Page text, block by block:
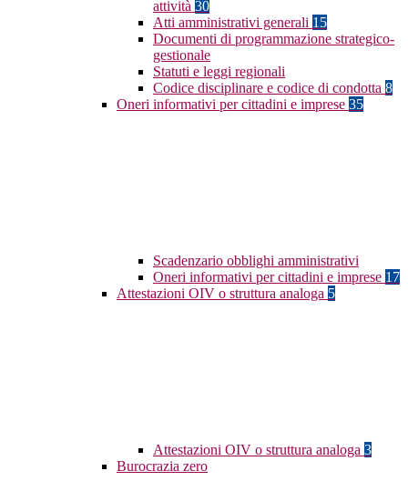
attività 30
Atti amministrativi generali 15
Documenti di programmazione strategico-
gestionale
Statuti e leggi regionali
Codice disciplinare e codice di condotta 8
Oneri informativi per cittadini e imprese 35
Scadenzario obblighi amministrativi
Oneri informativi per cittadini e imprese 17
Attestazioni OIV o struttura analoga 5
Attestazioni OIV o struttura analoga 3
Burocrazia zero